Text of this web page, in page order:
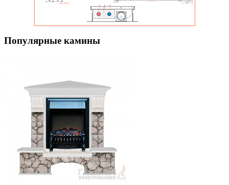
Популярные камины